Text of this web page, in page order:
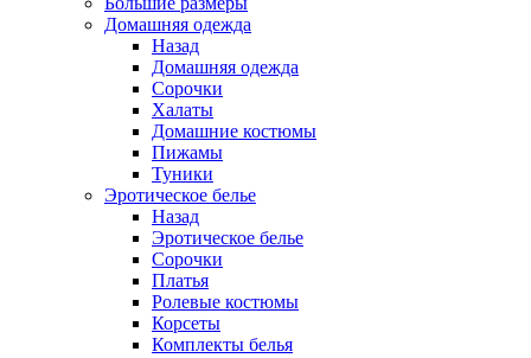
Домашняя одежда
Назад
Домашняя одежда
Сорочки
Халаты
Домашние костюмы
Пижамы
Туники
Эротическое белье
Назад
Эротическое белье
Сорочки
Платья
Ролевые костюмы
Корсеты
Комплекты белья